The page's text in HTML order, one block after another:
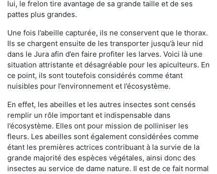
lui, le frelon tire avantage de sa grande taille et de ses
pattes plus grandes.
Une fois l’abeille capturée, ils ne conservent que le thorax.
Ils se chargent ensuite de les transporter jusqu’à leur nid
dans le Jura afin d’en faire profiter les larves. Voici là une
situation attristante et désagréable pour les apiculteurs. En
ce point, ils sont toutefois considérés comme étant
nuisibles pour l’environnement et l’écosystème.
En effet, les abeilles et les autres insectes sont censés
remplir un rôle important et indispensable dans
l’écosystème. Elles ont pour mission de polliniser les
fleurs. Les abeilles sont également considérées comme
étant les premières actrices contribuant à la survie de la
grande majorité des espèces végétales, ainsi donc des
insectes au service de dame nature. Il est de ce fait normal